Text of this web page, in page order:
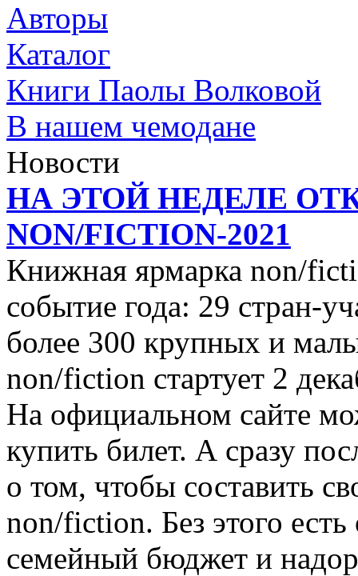
Авторы
Каталог
Книги Паолы Волковой
В нашем чемодане
Новости
НА ЭТОЙ НЕДЕЛЕ
NON/FICTION-2021
Книжная ярмарка non/
событие года: 29 стран-
более 300 крупных и
non/fiction стартует 2
На официальном сайте
купить билет. А сразу
о том, чтобы составить
non/fiction. Без этого есть
семейный бюджет и